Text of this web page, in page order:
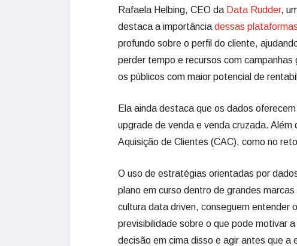
Rafaela Helbing, CEO da Data Rudder,
destaca a importância dessas plataformas
profundo sobre o perfil do cliente,
perder tempo e recursos com
os públicos com maior potencial de
Ela ainda destaca que os dados
upgrade de venda e venda cruzada.
Aquisição de Clientes (CAC), como no
O uso de estratégias orientadas por
plano em curso dentro de grandes
cultura data driven, conseguem entender
previsibilidade sobre o que pode motivar
decisão em cima disso e agir antes que